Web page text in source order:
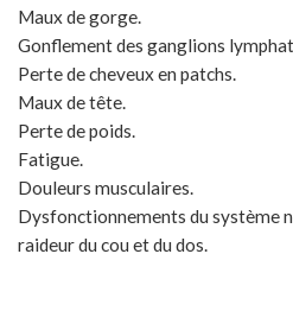
Maux de gorge.
Gonflement des ganglions
Perte de cheveux en patchs.
Maux de tête.
Perte de poids.
Fatigue.
Douleurs musculaires.
Dysfonctionnements du système
raideur du cou et du dos.